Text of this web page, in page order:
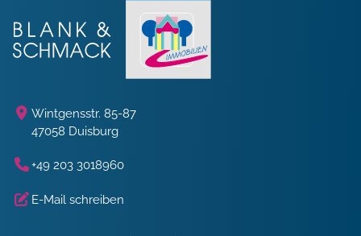
Wintgensstr. 85-87
47058 Duisburg
+49 203 3018960
E-Mail schreiben